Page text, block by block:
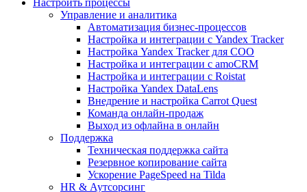
Настроить процессы
Управление и аналитика
Автоматизация бизнес-процессов
Настройка и интеграции с Yandex Tracker
Настройка Yandex Tracker для СОО
Настройка и интеграции с amoCRM
Настройка и интеграции с Roistat
Настройка Yandex DataLens
Внедрение и настройка Carrot Quest
Команда онлайн-продаж
Выход из офлайна в онлайн
Поддержка
Техническая поддержка сайта
Резервное копирование сайта
Ускорение PageSpeed на Tilda
HR & Аутсорсинг